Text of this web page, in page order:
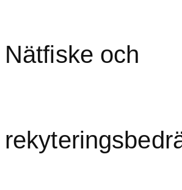
Nätfiske och